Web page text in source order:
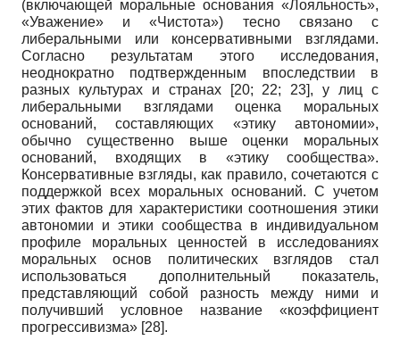
(включающей моральные основания «Лояльность»,
«Уважение» и «Чистота») тесно связано с
либеральными или консервативными взглядами.
Согласно результатам этого исследования,
неоднократно подтвержденным впоследствии в
разных культурах и странах
[20; 22; 23], у лиц с
либеральными взглядами оценка моральных
оснований, составляющих «этику автономии»,
обычно существенно выше оценки моральных
оснований, входящих в «этику сообщества».
Консервативные взгляды, как правило, сочетаются с
поддержкой всех моральных оснований. С учетом
этих фактов для характеристики соотношения этики
автономии и этики сообщества в индивидуальном
профиле моральных ценностей в исследованиях
моральных основ политических взглядов стал
использоваться дополнительный показатель,
представляющий собой разность между ними и
получивший условное название «коэффициент
прогрессивизма» [28].